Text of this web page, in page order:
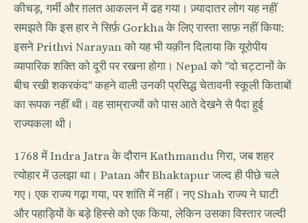
कीचड़, गर्मी और ग़लत आकलन में ढह गया। ज़्यादातर लोग यह नहीं
समझते कि इस हार ने सिर्फ़ Gorkha के लिए रास्ता साफ़ नहीं किया:
इसने Prithvi Narayan को यह भी यक़ीन दिलाया कि यूरोपीय
व्यापारिक शक्ति को दूरी पर रखना होगा। Nepal को "दो चट्टानों के
बीच रखी शकरकंद" कहने वाली उनकी प्रसिद्ध चेतावनी स्कूली किताबों
का रूपक नहीं थी। वह साम्राज्यों को पास आते देखने से पैदा हुई
राज्यकला थी।
1768 में Indra Jatra के दौरान Kathmandu गिरा, जब शहर
त्योहार में उलझा था। Patan और Bhaktapur जल्द ही पीछे चले
गए। एक राज्य गढ़ा गया, पर शांति में नहीं। नए Shah राज्य ने घाटी
और पहाड़ियों के बड़े हिस्से को एक किया, लेकिन उसका विस्तार जल्दी